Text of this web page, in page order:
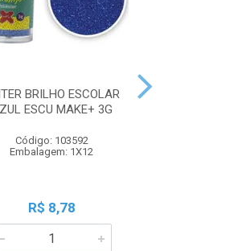
BRILHO ESCOLAR
ESCU MAKE+ 3G
Código: 103592
Embalagem: 1X12
R$ 8,78